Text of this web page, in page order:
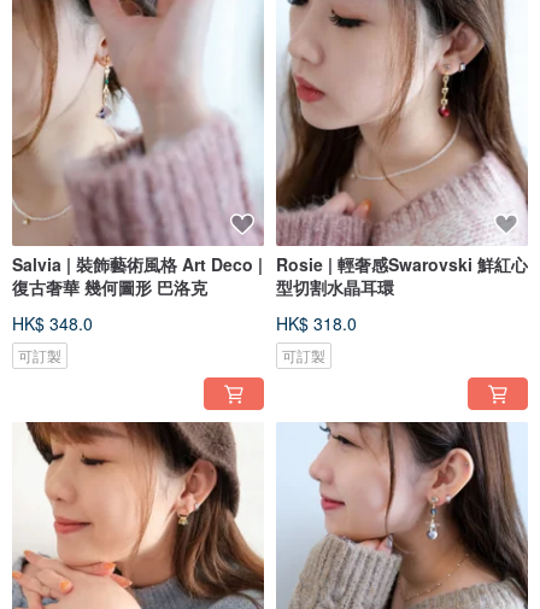
Salvia | 裝飾藝術風格 Art Deco |
復古奢華 幾何圖形 巴洛克
HK$ 348.0
可訂製
Rosie | 輕奢感Swarovski 鮮紅心
型切割水晶耳環
HK$ 318.0
可訂製